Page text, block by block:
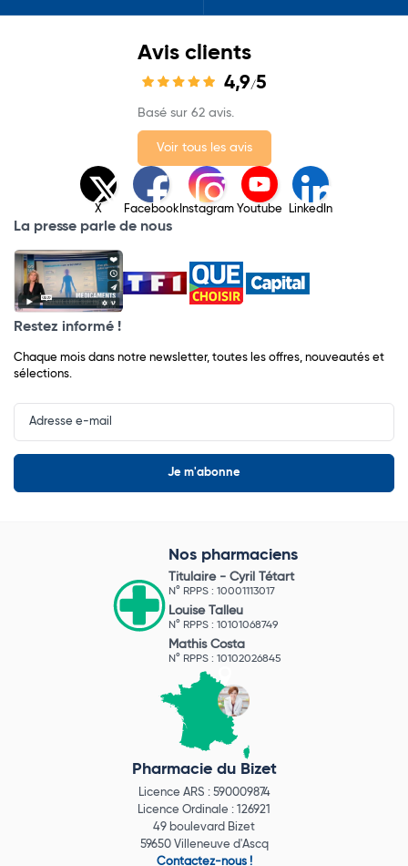
Avis clients
4,9/5
Basé sur 62 avis.
Voir tous les avis
X Facebook Instagram Youtube LinkedIn
La presse parle de nous
Restez informé !
Chaque mois dans notre newsletter, toutes les offres, nouveautés et
sélections.
Input
Newsletter
Nos pharmaciens
Titulaire - Cyril Tétart
N° RPPS : 10001113017
Louise Talleu
N° RPPS : 10101068749
Mathis Costa
N° RPPS : 10102026845
Pharmacie du Bizet
Licence ARS : 590009874
Licence Ordinale : 126921
49 boulevard Bizet
59650 Villeneuve d'Ascq
Contactez-nous !